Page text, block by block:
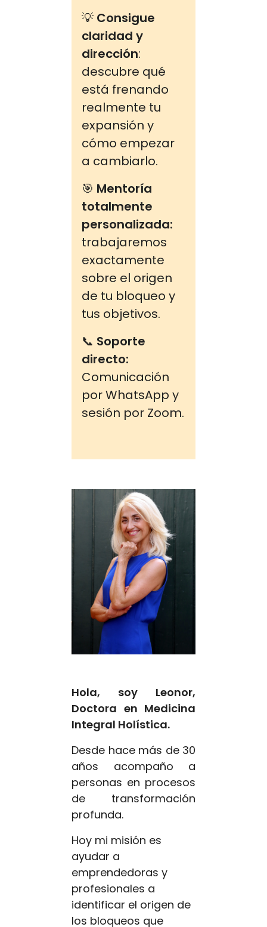
💡 Consigue
claridad y
dirección:
descubre qué
está frenando
realmente tu
expansión y
cómo empezar
a cambiarlo.
🎯 Mentoría
totalmente
personalizada:
trabajaremos
exactamente
sobre el origen
de tu bloqueo y
tus objetivos.
📞 Soporte
directo:
Comunicación
por WhatsApp y
sesión por Zoom.
Hola, soy Leonor,
Doctora en Medicina
Integral Holística.
Desde hace más de 30
años acompaño a
personas en procesos
de transformación
profunda.
Hoy mi misión es
ayudar a
emprendedoras y
profesionales a
identificar el origen de
los bloqueos que